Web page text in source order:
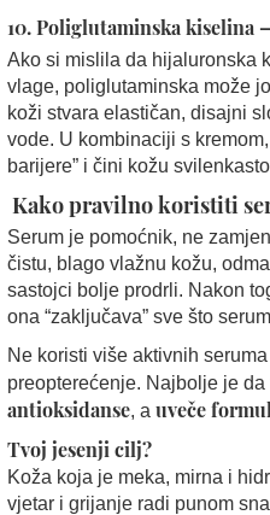
10.Poliglutaminska kiselina
Ako si mislila da hijaluronska
vlage, poliglutaminska može
koži stvara elastičan, disajni
vode. U kombinaciji s
barijere” i čini kožu
Kako pravilno koristiti
Serum je pomoćnik, ne
čistu, blago vlažnu kožu,
sastojci bolje prodrli. Nakon
ona “zaključava” sve što
Ne koristi više aktivnih
preopterećenje. Najbolje je da
antioksidanse, a uveče
Tvoj jesenji cilj?
Koža koja je meka, mirna i
vjetar i grijanje radi punom